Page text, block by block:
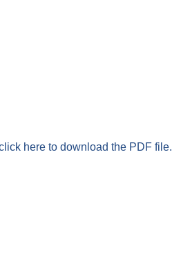
here to download the PDF file.